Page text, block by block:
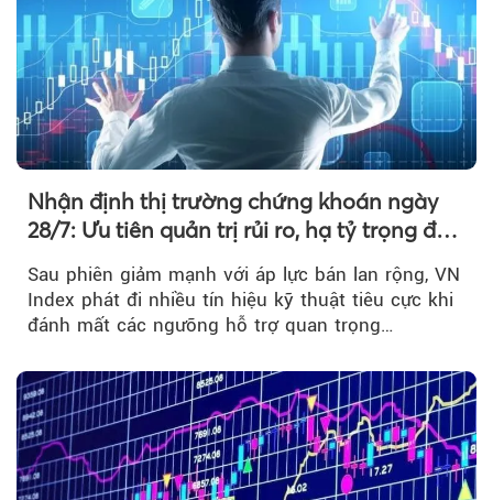
Nhận định thị trường chứng khoán ngày
28/7: Ưu tiên quản trị rủi ro, hạ tỷ trọng đòn
Sau phiên giảm mạnh với áp lực bán lan rộng, VN
Index phát đi nhiều tín hiệu kỹ thuật tiêu cực khi
đánh mất các ngưỡng hỗ trợ quan trọng…